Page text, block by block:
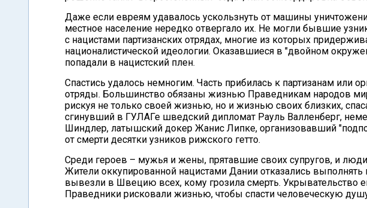
Даже если евреям удавалось ускользнуть от машины
местное население нередко отвергало их. Не могли бывшие
с нацистами партизанских отрядах, многие из которых
националистической идеологии. Оказавшиеся в "двойном
попадали в нацистский плен.
Спастись удалось немногим. Часть прибилась к партизанам или
отряды. Большинство обязаны жизнью Праведникам народов
рискуя не только своей жизнью, но и жизнью своих близких,
сгинувший в ГУЛАГе шведский дипломат Рауль Валленберг,
Шиндлер, латышский докер Жанис Липке, организовавший
от смерти десятки узников рижского гетто.
Среди героев – мужья и жены, прятавшие своих супругов, и
Жители оккупированной нацистами Дании отказались выполнять
вывезли в Швецию всех, кому грозила смерть. Укрывательство
Праведники рисковали жизнью, чтобы спасти человеческую